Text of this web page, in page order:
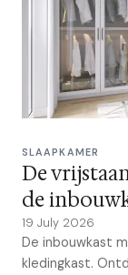
SLAAPKAMER
De
de
19 July 2026
De inbouwkast
kledingkast.